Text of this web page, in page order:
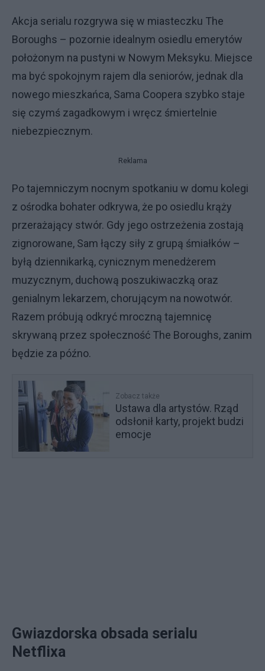
Akcja serialu rozgrywa się w miasteczku The
Boroughs – pozornie idealnym osiedlu emerytów
położonym na pustyni w Nowym Meksyku. Miejsce
ma być spokojnym rajem dla seniorów, jednak dla
nowego mieszkańca, Sama Coopera szybko staje
się czymś zagadkowym i wręcz śmiertelnie
niebezpiecznym.
Reklama
Po tajemniczym nocnym spotkaniu w domu kolegi
z ośrodka bohater odkrywa, że po osiedlu krąży
przerażający stwór. Gdy jego ostrzeżenia zostają
zignorowane, Sam łączy siły z grupą śmiałków –
byłą dziennikarką, cynicznym menedżerem
muzycznym, duchową poszukiwaczką oraz
genialnym lekarzem, chorującym na nowotwór.
Razem próbują odkryć mroczną tajemnicę
skrywaną przez społeczność The Boroughs, zanim
będzie za późno.
Zobacz także
Ustawa dla artystów. Rząd
odsłonił karty, projekt budzi
emocje
Gwiazdorska obsada serialu
Netflixa